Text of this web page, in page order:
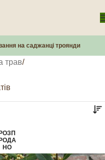
на саджанці троянди
трав
РОЗП
РОДА
НО